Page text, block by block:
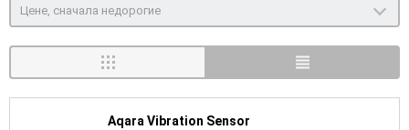
Цене, сначала недорогие
Aqara Vibration Sensor